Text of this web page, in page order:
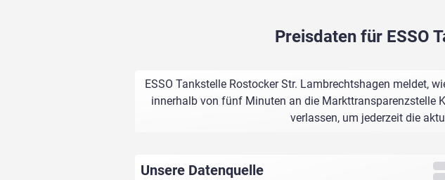
Preisdaten für ESSO
ESSO Tankstelle Rostocker Str. Lambrechtshagen meldet,
innerhalb von fünf Minuten an die Markttransparenzstelle
verlassen, um jederzeit die
Unsere Datenquelle